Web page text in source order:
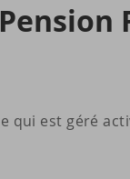
qui est géré